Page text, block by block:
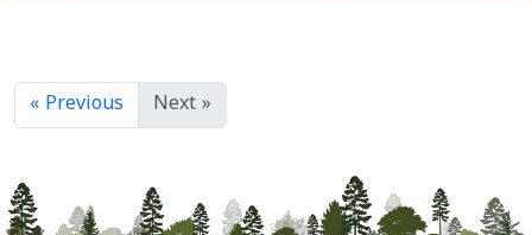
« Previous Next »